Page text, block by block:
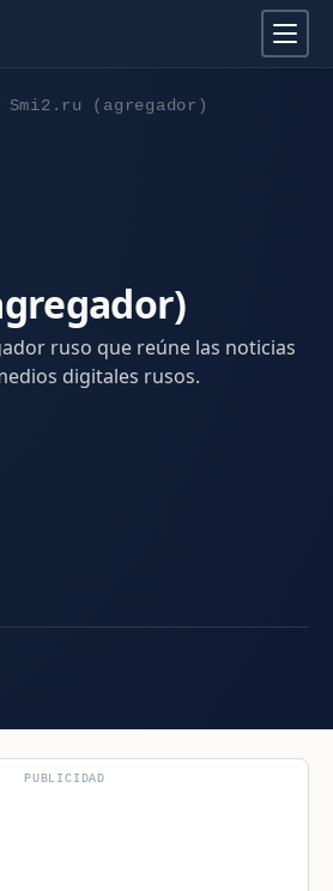
Smi2.ru (agregador)
ruso que reúne las noticias
digitales rusos.
PUBLICIDAD